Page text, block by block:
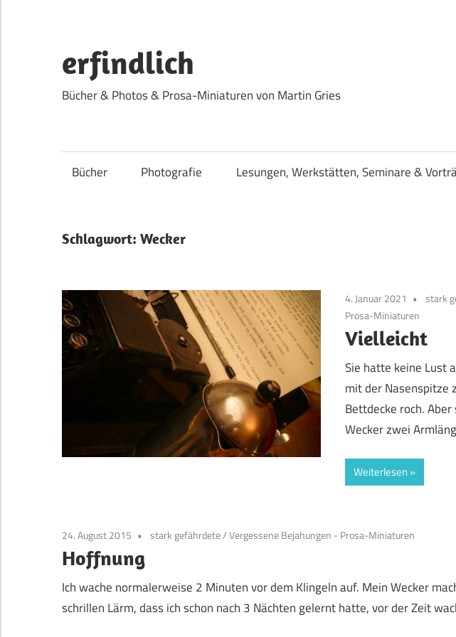
springen
erfindlich
Bücher & Photos & Prosa-Miniaturen von Martin Gries
Bücher Photografie Lesungen, Werkstätten, Seminare &
Schlagwort: Wecker
4. Januar 2021 stark
Prosa-Miniaturen
Vielleicht
Sie hatte keine Lust
mit der Nasenspitze
Bettdecke roch.
Wecker zwei
Weiterlesen
24. August 2015 stark gefährdete/Vergessene Bejahungen - Prosa-Miniaturen
Hoffnung
Ich wache normalerweise 2 Minuten vor dem Klingeln auf. Mein Wecker
schrillen Lärm, dass ich schon nach 3 Nächten gelernt hatte, vor der Zeit